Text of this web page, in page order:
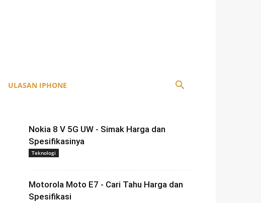
ULASAN IPHONE
Nokia 8 V 5G UW - Simak Harga dan
Spesifikasinya
Teknologi
Motorola Moto E7 - Cari Tahu Harga dan
Spesifikasi